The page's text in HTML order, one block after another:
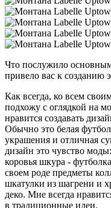
Что послужило
привело вас к созданию
Как всегда, ко всем
подхожу с оглядкой на
нравится создавать
Обычно это белая
украшения и отличная
дизайн это чувство
коровья шкура -
своем роде предметы
шкатулки из шагрени и
деко. Мне всегда
в традиционные идеи.